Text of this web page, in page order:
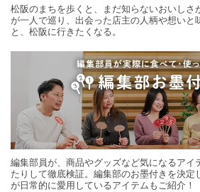
松阪のまちを歩くと、まだ知らないおいしさ
が一人で巡り、出会った店主の人柄や想いと
と、松阪に行きたくなる。
編集部員が、商品やグッズなど気になるアイ
たりして徹底検証。編集部のお墨付きを決定
が日常的に愛用しているアイテムもご紹介！